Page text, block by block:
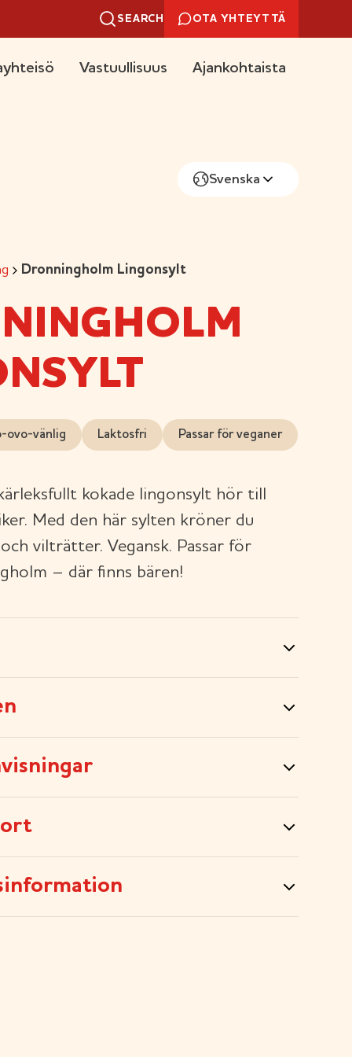
SEARCH OTA YHTEYTTÄ
Vastuullisuus Ajankohtaista
Svenska
Dronningholm Lingonsylt
ovo-vänlig Laktosfri Passar för veganer
kokade lingonsylt hör till
Med den här sylten kröner du
vilträtter. Vegansk. Passar för
– där finns bären!